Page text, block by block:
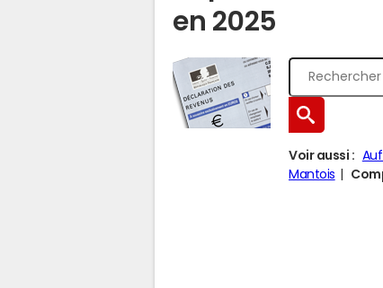
en 2025
Voir aussi :
Mantois